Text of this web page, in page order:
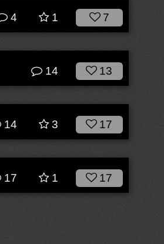
4 1 7
14 13
14 3 17
17 1 17